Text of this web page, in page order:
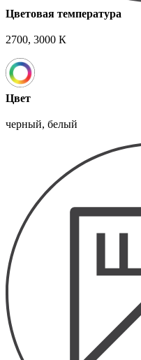
Цветовая температура
2700, 3000 К
Цвет
черный, белый